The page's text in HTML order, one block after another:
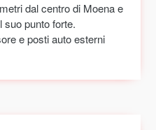
dal centro di Moena e
suo punto forte.
e posti auto esterni